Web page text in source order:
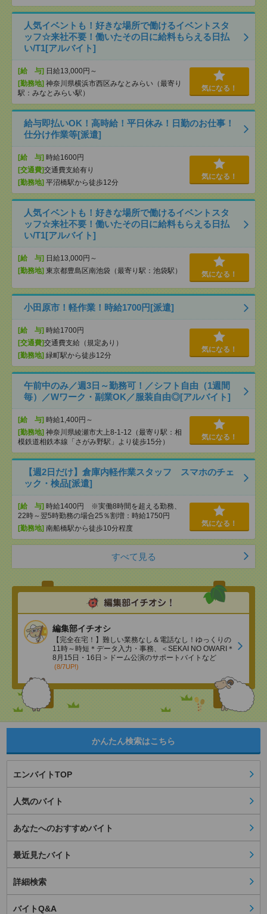
人気イベントも！好きな場所で働けるイベントスタ
ッフ☆来社不要！働いたその日に給料もらえる日払
い/T1[アルバイト]
[給 与] 日給13,000円～
[勤務地] 神奈川県横浜市西区みなとみらい（最寄り
駅：みなとみらい駅）
気になる！
給与即払いOK！高時給！平日休み！日勤のお仕事！
仕分け作業等[派遣]
[給 与] 時給1600円
[交通費]交通費支給有り
[勤務地] 平沼橋駅から徒歩12分
気になる！
人気イベントも！好きな場所で働けるイベントスタ
ッフ☆来社不要！働いたその日に給料もらえる日払
い/T1[アルバイト]
[給 与] 日給13,000円～
[勤務地] 東京都豊島区南池袋（最寄り駅：池袋駅） 気になる！
小田原市！軽作業！時給1700円[派遣]
[給 与] 時給1700円
[交通費]交通費支給（規定あり）
[勤務地] 緑町駅から徒歩12分
気になる！
午前中のみ／週3日～勤務可！／シフト自由（1週間
毎）／Wワーク・副業OK／服装自由◎[アルバイト]
[給 与] 時給1,400円～
[勤務地] 神奈川県綾瀬市大上8-1-12（最寄り駅：相
模鉄道相鉄本線「さがみ野駅」より徒歩15分）
気になる！
【週2日だけ】倉庫内軽作業スタッフ スマホのチェ
ック・検品[派遣]
[給 与] 時給1400円 ※実働8時間を超える勤務、
22時～翌5時勤務の場合25％割増：時給1750円
[勤務地] 南船橋駅から徒歩10分程度
気になる！
すべて見る
編集部イチオシ
【完全在宅！】難しい業務なし＆電話なし！ゆっくりの
11時～時短＊データ入力・事務、＜SEKAI NO OWARI＊
8月15日・16日＞ドーム公演のサポートバイトなど
(8/7UP!)
かんたん検索はこちら
エンバイトTOP
人気のバイト
あなたへのおすすめバイト
最近見たバイト
詳細検索
バイトQ&A